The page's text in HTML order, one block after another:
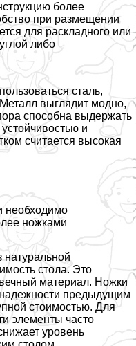
более
при размещении
для раскладного или
либо
сталь,
выглядит модно,
способна выдержать
и
считается высокая
необходимо
ножками
натуральной
стола. Это
материал. Ножки
предыдущим
стоимостью. Для
элементы часто
уровень